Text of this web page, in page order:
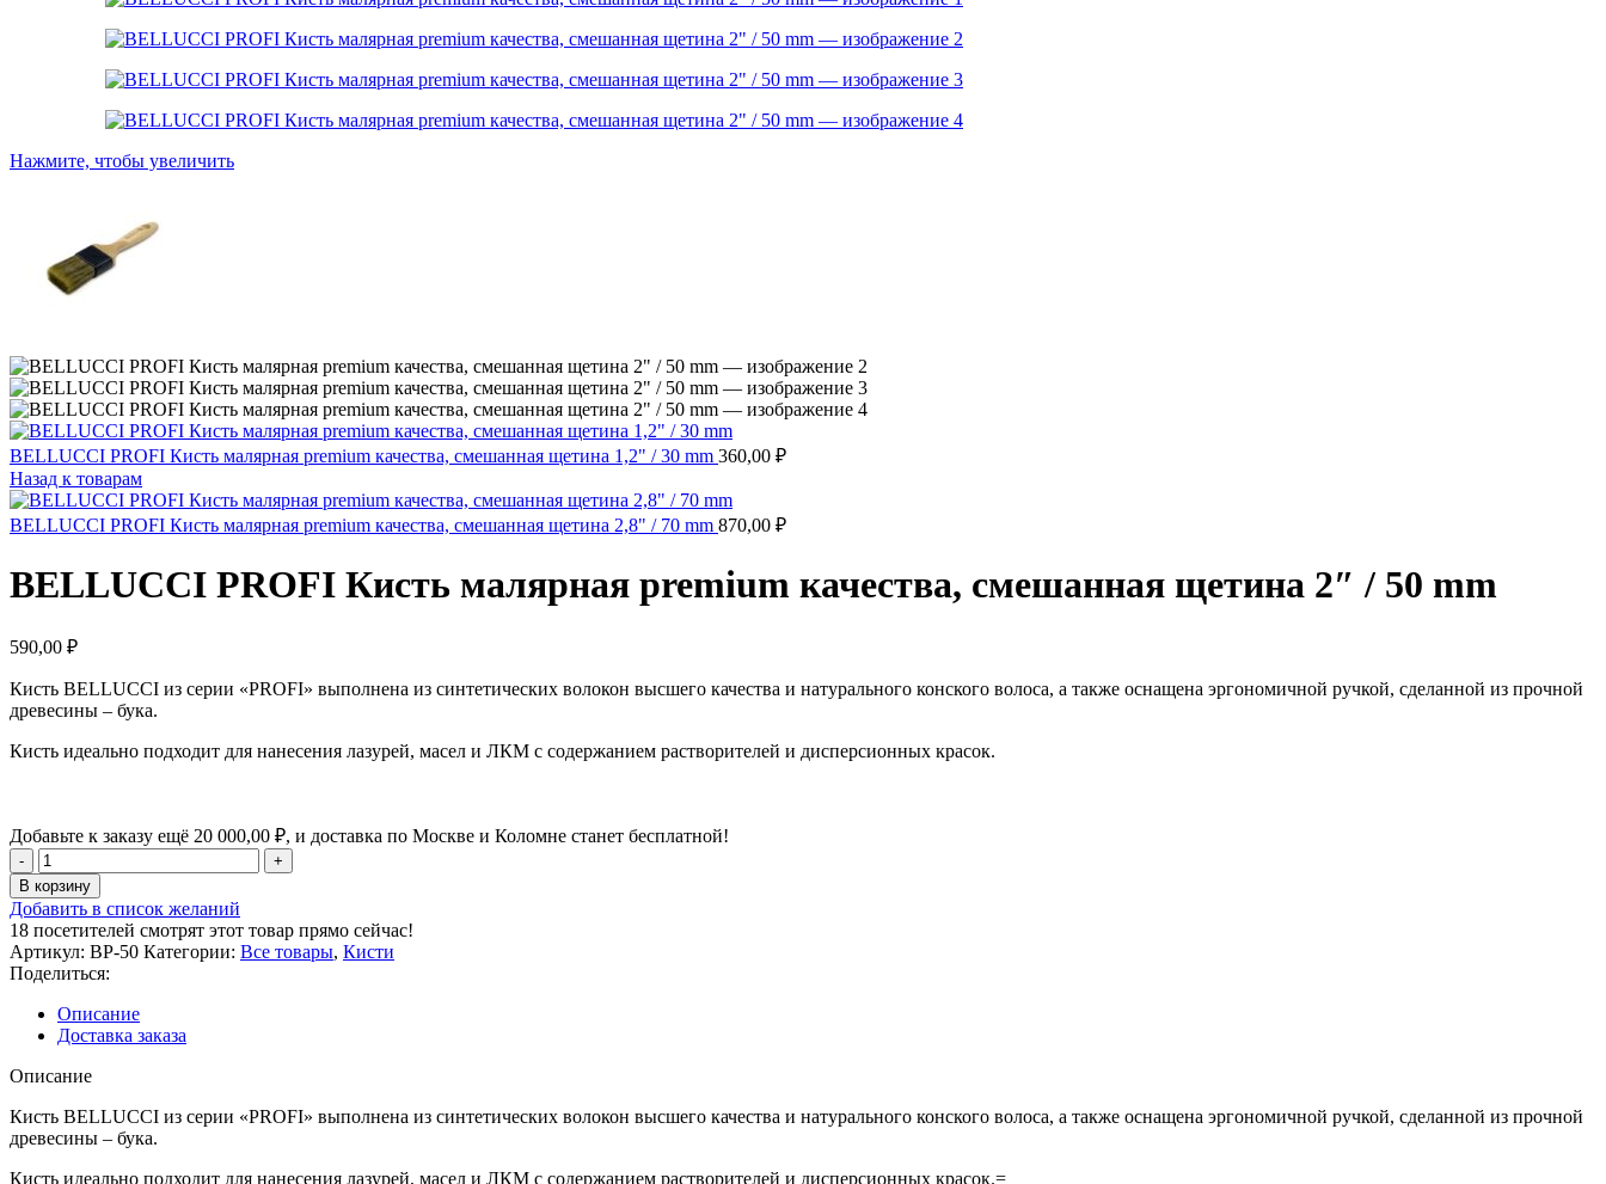
Нажмите, чтобы увеличить
BELLUCCI PROFI Кисть малярная premium качества, смешанная щетина 1,2" / 30 mm 360,00 ₽
Назад к товарам
BELLUCCI PROFI Кисть малярная premium качества, смешанная щетина 2,8" / 70 mm 870,00 ₽
BELLUCCI PROFI Кисть малярная premium качества, смешанная щетина 2″ / 50 mm
590,00 ₽
Кисть BELLUCCI из серии «PROFI» выполнена из синтетических волокон высшего качества и натурального конского волоса, а также оснащена эргономичной ручкой, сделанной из прочной
древесины – бука.
Кисть идеально подходит для нанесения лазурей, масел и ЛКМ с содержанием растворителей и дисперсионных красок.
Добавьте к заказу ещё 20 000,00 ₽, и доставка по Москве и Коломне станет бесплатной!
Количество
товара
BELLUCCI
PROFI
Кисть
малярная
premium
качества,
смешанная
щетина
2"
50
mm
В корзину
Добавить в список желаний
18 посетителей смотрят этот товар прямо сейчас!
Артикул: BP-50 Категории: Все товары, Кисти
Поделиться:
Описание
Доставка заказа
Описание
Кисть BELLUCCI из серии «PROFI» выполнена из синтетических волокон высшего качества и натурального конского волоса, а также оснащена эргономичной ручкой, сделанной из прочной
древесины – бука.
Кисть идеально подходит для нанесения лазурей, масел и ЛКМ с содержанием растворителей и дисперсионных красок.=